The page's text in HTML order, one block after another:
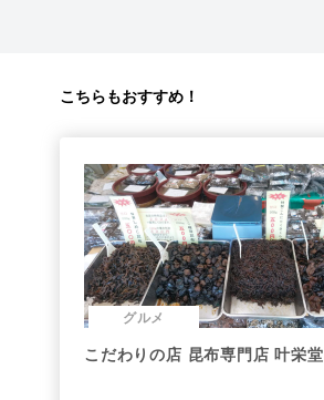
こちらもおすすめ！
グルメ
こだわりの店 昆布専門店 叶栄堂